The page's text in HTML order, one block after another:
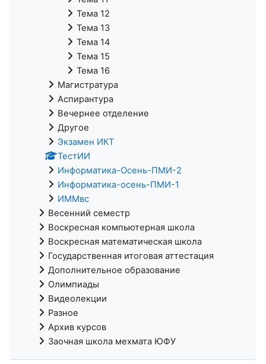
Тема 12
Тема 13
Тема 14
Тема 15
Тема 16
Магистратура
Аспирантура
Вечернее отделение
Другое
Экзамен ИКТ
ТестИИ
Информатика-Осень-ПМИ-2
Информатика-осень-ПМИ-1
ИММвс
Весенний семестр
Воскресная компьютерная школа
Воскресная математическая школа
Государственная итоговая аттестация
Дополнительное образование
Олимпиады
Видеолекции
Разное
Архив курсов
Заочная школа мехмата ЮФУ